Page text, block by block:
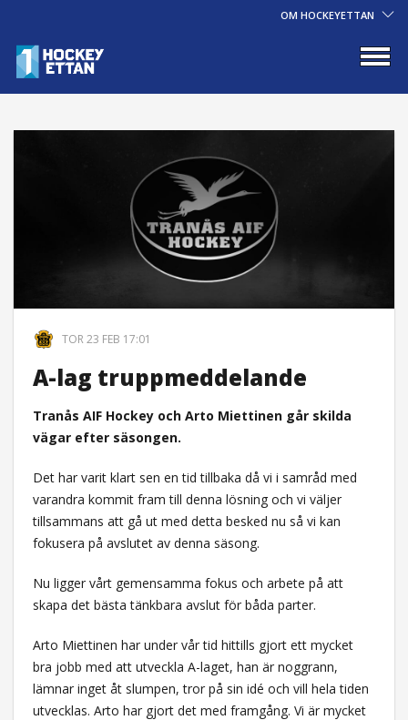
OM HOCKEYETTAN
TOR 23 FEB 17:01
A-lag truppmeddelande
Tranås AIF Hockey och Arto Miettinen går skilda
vägar efter säsongen.
Det har varit klart sen en tid tillbaka då vi i samråd med
varandra kommit fram till denna lösning och vi väljer
tillsammans att gå ut med detta besked nu så vi kan
fokusera på avslutet av denna säsong.
Nu ligger vårt gemensamma fokus och arbete på att
skapa det bästa tänkbara avslut för båda parter.
Arto Miettinen har under vår tid hittills gjort ett mycket
bra jobb med att utveckla A-laget, han är noggrann,
lämnar inget åt slumpen, tror på sin idé och vill hela tiden
utvecklas. Arto har gjort det med framgång. Vi är mycket